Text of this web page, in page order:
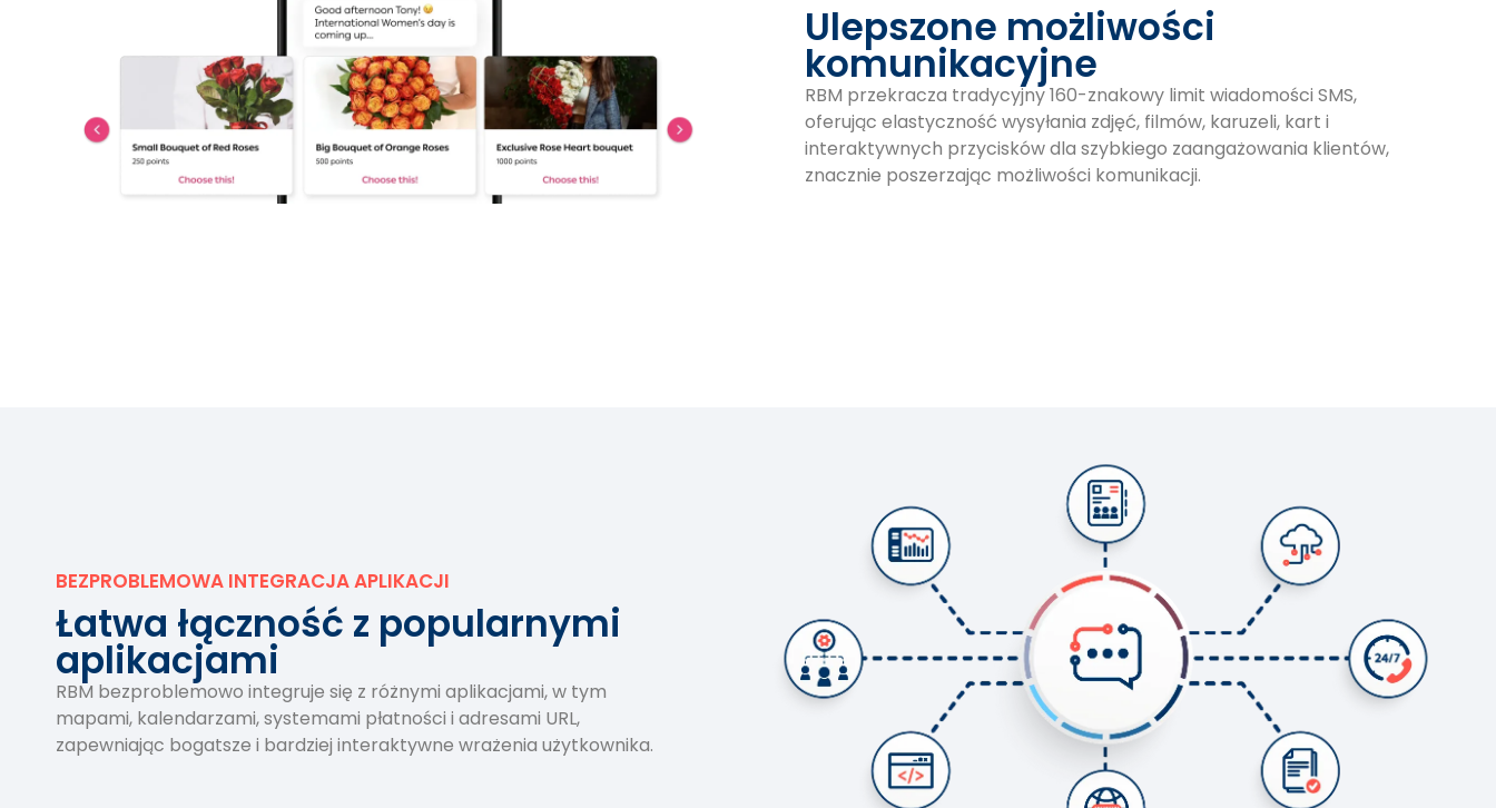
Ulepszone możliwości
komunikacyjne
RBM przekracza tradycyjny 160-znakowy limit wiadomości SMS,
oferując elastyczność wysyłania zdjęć, filmów, karuzeli, kart i
interaktywnych przycisków dla szybkiego zaangażowania klientów,
znacznie poszerzając możliwości komunikacji.
BEZPROBLEMOWA INTEGRACJA APLIKACJI
Łatwa łączność z popularnymi
aplikacjami
RBM bezproblemowo integruje się z różnymi aplikacjami, w tym
mapami, kalendarzami, systemami płatności i adresami URL,
zapewniając bogatsze i bardziej interaktywne wrażenia użytkownika.